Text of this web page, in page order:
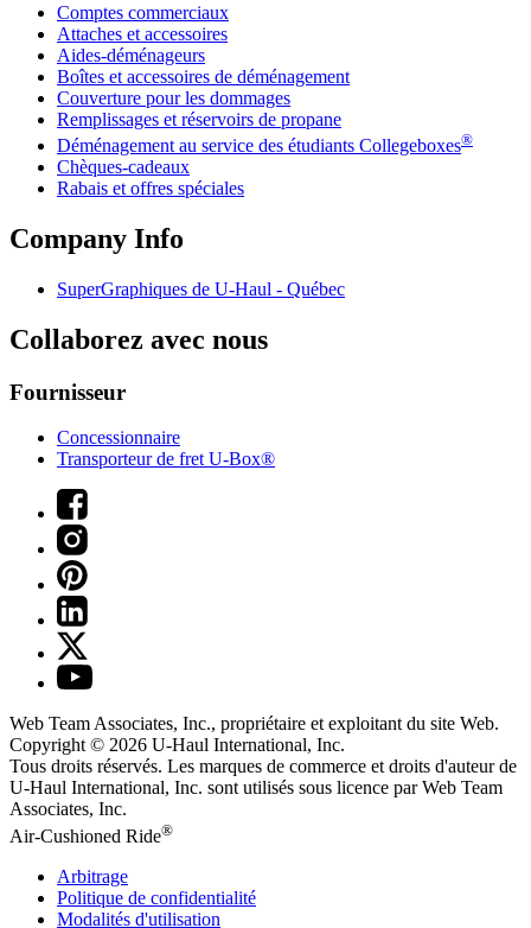
Comptes commerciaux
Attaches et accessoires
Aides-déménageurs
Boîtes et accessoires de déménagement
Couverture pour les dommages
Remplissages et réservoirs de propane
Déménagement au service des étudiants Collegeboxes®
Chèques-cadeaux
Rabais et offres spéciales
Company Info
SuperGraphiques de U-Haul - Québec
Collaborez avec nous
Fournisseur
Concessionnaire
Transporteur de fret U-Box®
Web Team Associates, Inc., propriétaire et exploitant du site Web.
Copyright © 2026 U-Haul International, Inc.
Tous droits réservés. Les marques de commerce et droits d'auteur de
U-Haul International, Inc. sont utilisés sous licence par Web Team
Associates, Inc.
Air-Cushioned Ride®
Arbitrage
Politique de confidentialité
Modalités d'utilisation